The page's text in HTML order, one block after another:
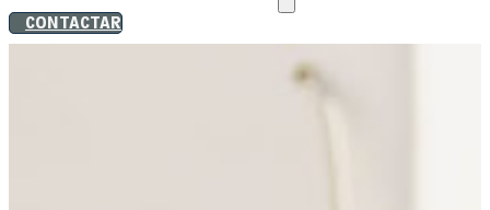
CONTACTAR